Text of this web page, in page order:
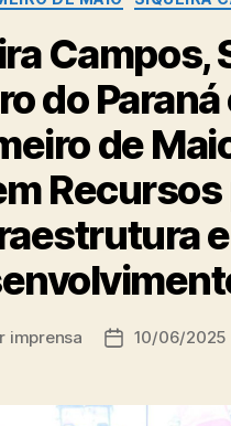
Campos,
do Paraná
de
Recursos
e
imprensa
Data10/06/2025